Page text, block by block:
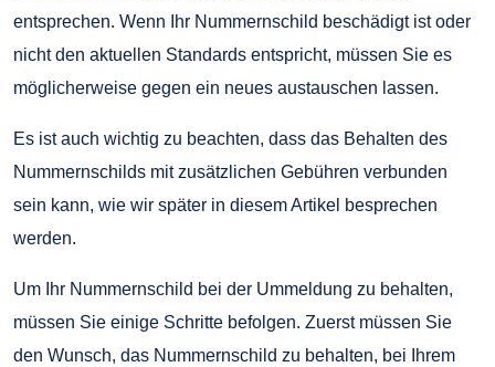
entsprechen. Wenn Ihr Nummernschild beschädigt ist oder
nicht den aktuellen Standards entspricht, müssen Sie es
möglicherweise gegen ein neues austauschen lassen.
Es ist auch wichtig zu beachten, dass das Behalten des
Nummernschilds mit zusätzlichen Gebühren verbunden
sein kann, wie wir später in diesem Artikel besprechen
werden.
Um Ihr Nummernschild bei der Ummeldung zu behalten,
müssen Sie einige Schritte befolgen. Zuerst müssen Sie
den Wunsch, das Nummernschild zu behalten, bei Ihrem